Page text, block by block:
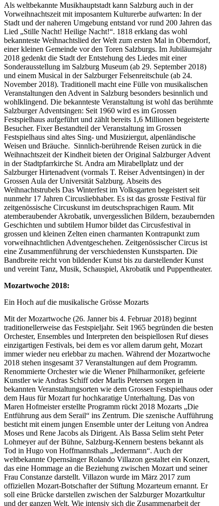
Als weltbekannte Musikhauptstadt kann Salzburg auch in der
Vorweihnachtszeit mit imposantem Kulturerbe aufwarten: In der
Stadt und der naheren Umgebung entstand vor rund 200 Jahren das
Lied „Stille Nacht! Heilige Nacht!“. 1818 erklang das wohl
bekannteste Weihnachtslied der Welt zum ersten Mal in Oberndorf,
einer kleinen Gemeinde vor den Toren Salzburgs. Im Jubiläumsjahr
2018 gedenkt die Stadt der Entstehung des Liedes mit einer
Sonderausstellung im Salzburg Museum (ab 29. September 2018)
und einem Musical in der Salzburger Felsenreitschule (ab 24.
November 2018). Traditionell macht eine Fülle von musikalischen
Veranstaltungen den Advent in Salzburg besonders besinnlich und
wohlklingend. Die bekannteste Veranstaltung ist wohl das berühmte
Salzburger Adventsingen: Seit 1960 wird es im Grossen
Festspielhaus aufgeführt und zählt bereits 1,6 Millionen begeisterte
Besucher. Fixer Bestandteil der Veranstaltung im Grossen
Festspielhaus sind altes Sing- und Musiziergut, alpenländische
Weisen und Bräuche. Sinnlich-berührende Reisen zurück in die
Weihnachtszeit der Kindheit bieten der Original Salzburger Advent
in der Stadtpfarrkirche St. Andra am Mirabellplatz und der
Salzburger Hirtenadvent (vormals T. Reiser Adventsingen) in der
Grossen Aula der Universität Salzburg. Abseits des
Weihnachtstrubels Das Winterfest im Volksgarten begeistert seit
nunmehr 17 Jahren Circusliebhaber. Es ist das grosste Festival für
zeitgenössische Circuskunst im deutschsprachigen Raum. Mit
atemberaubender Akrobatik, unvergesslichen Bildern, bezaubernden
Geschichten und subtilem Humor bildet das Circusfestival in
grossen und kleinen Zelten einen charmanten Kontrapunkt zum
vorweihnachtlichen Adventgeschehen. Zeitgenössischer Circus ist
eine Zusammenführung der verschiedensten Kunstsparten. Die
Bandbreite reicht von bildender Kunst bis zu darstellender Kunst
und vereint Tanz, Musik, Schauspiel, Akrobatik und Puppentheater.
Mozartwoche 2018:
Ein Hoch auf die musikalische Grösse Mozarts
Mit der Mozartwoche (26. Janner bis 4. Februar 2018) beginnt
traditionellerweise das Festspieljahr. Seit 1965 begründen die besten
Orchester, Ensembles und Interpreten den beispiellosen Ruf dieses
einzigartigen Festivals, bei dem es vor allem darum geht, Mozart
immer wieder neu erlebbar zu machen. Während der Mozartwoche
2018 stehen insgesamt 37 Veranstaltungen auf dem Programm.
Renommierte Orchester wie die Wiener Philharmoniker, gefeierte
Kunstler wie Andras Schiff oder Marlis Petersen sorgen in
bekannten Veranstaltungsorten wie dem Grossen Festspielhaus oder
dem Haus für Mozart fur hochkaratige Unterhaltung. Das von
Maren Hofmeister erstellte Programm rückt 2018 Mozarts „Die
Entführung aus dem Serail“ ins Zentrum. Die szenische Aufführung
besticht mit einem jungen Ensemble unter der Leitung von Andrea
Moses und Rene Jacobs als Dirigent. Als Bassa Selim steht Peter
Lohmeyer auf der Bühne, Salzburg-Kennern bestens bekannt als
Tod in Hugo von Hoffmannsthals „Jedermann“. Auch der
weltbekannte Opernsänger Rolando Villazon gestaltet ein Konzert,
das eine Hommage an die Beziehung zwischen Mozart und seiner
Frau Constanze darstellt. Villazon wurde im März 2017 zum
offiziellen Mozart-Botschafter der Stiftung Mozarteum ernannt. Er
soll eine Brücke darstellen zwischen der Salzburger Mozartkultur
und der ganzen Welt. Wie intensiv sich die Zusammenarbeit der